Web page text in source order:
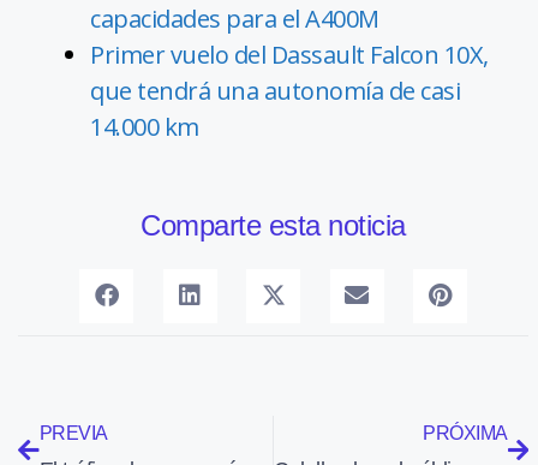
capacidades para el A400M
Primer vuelo del Dassault Falcon 10X,
que tendrá una autonomía de casi
14.000 km
Comparte esta noticia
PREVIA PRÓXIMA